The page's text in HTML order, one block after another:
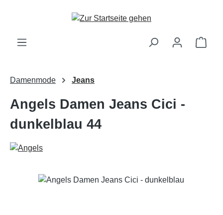
Zum Hauptinhalt springen
Damenmode Jeans
Angels Damen Jeans Cici -
dunkelblau 44
Bildergalerie überspringen